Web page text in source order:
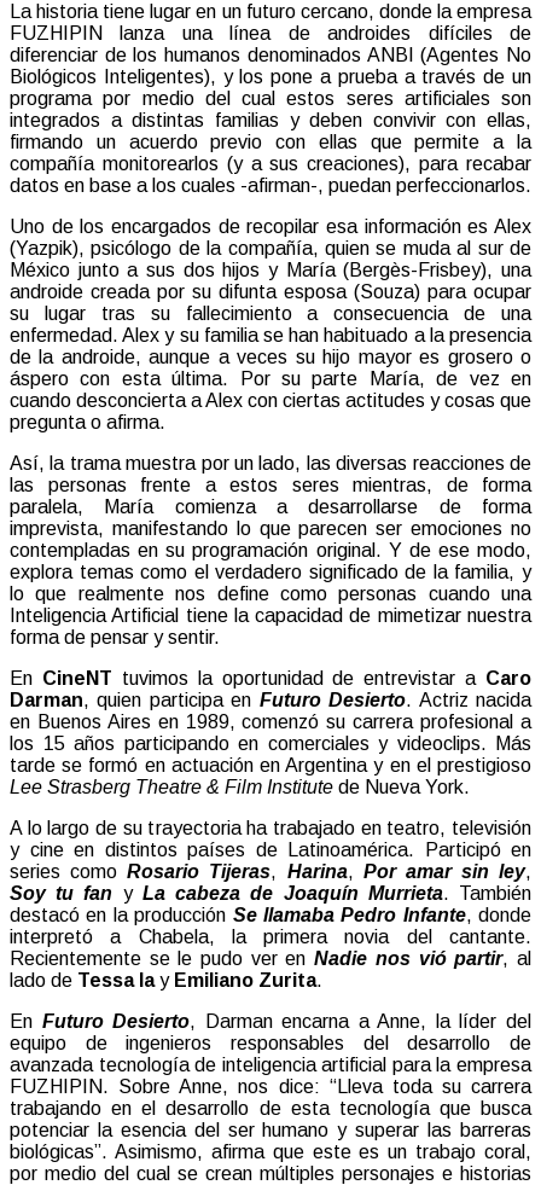
La historia tiene lugar en un futuro cercano, donde la empresa
FUZHIPIN lanza una línea de androides difíciles de
diferenciar de los humanos denominados ANBI (Agentes No
Biológicos Inteligentes), y los pone a prueba a través de un
programa por medio del cual estos seres artificiales son
integrados a distintas familias y deben convivir con ellas,
firmando un acuerdo previo con ellas que permite a la
compañía monitorearlos (y a sus creaciones), para recabar
datos en base a los cuales -afirman-, puedan perfeccionarlos.
Uno de los encargados de recopilar esa información es Alex
(Yazpik), psicólogo de la compañía, quien se muda al sur de
México junto a sus dos hijos y María (Bergès-Frisbey), una
androide creada por su difunta esposa (Souza) para ocupar
su lugar tras su fallecimiento a consecuencia de una
enfermedad. Alex y su familia se han habituado a la presencia
de la androide, aunque a veces su hijo mayor es grosero o
áspero con esta última. Por su parte María, de vez en
cuando desconcierta a Alex con ciertas actitudes y cosas que
pregunta o afirma.
Así, la trama muestra por un lado, las diversas reacciones de
las personas frente a estos seres mientras, de forma
paralela, María comienza a desarrollarse de forma
imprevista, manifestando lo que parecen ser emociones no
contempladas en su programación original. Y de ese modo,
explora temas como el verdadero significado de la familia, y
lo que realmente nos define como personas cuando una
Inteligencia Artificial tiene la capacidad de mimetizar nuestra
forma de pensar y sentir.
En CineNT tuvimos la oportunidad de entrevistar a Caro
Darman, quien participa en Futuro Desierto. Actriz nacida
en Buenos Aires en 1989, comenzó su carrera profesional a
los 15 años participando en comerciales y videoclips. Más
tarde se formó en actuación en Argentina y en el prestigioso
Lee Strasberg Theatre & Film Institute de Nueva York.
A lo largo de su trayectoria ha trabajado en teatro, televisión
y cine en distintos países de Latinoamérica. Participó en
series comoRosario Tijeras, Harina, Por amar sin ley,
Soy tu fan y La cabeza de Joaquín Murrieta. También
destacó en la producción Se llamaba Pedro Infante, donde
interpretó a Chabela, la primera novia del cantante.
Recientemente se le pudo ver enNadie nos vió partir, al
lado de Tessa Iay Emiliano Zurita.
En Futuro Desierto, Darman encarna a Anne, la líder del
equipo de ingenieros responsables del desarrollo de
avanzada tecnología de inteligencia artificial para la empresa
FUZHIPIN. Sobre Anne, nos dice: “Lleva toda su carrera
trabajando en el desarrollo de esta tecnología que busca
potenciar la esencia del ser humano y superar las barreras
biológicas”. Asimismo, afirma que este es un trabajo coral,
por medio del cual se crean múltiples personajes e historias